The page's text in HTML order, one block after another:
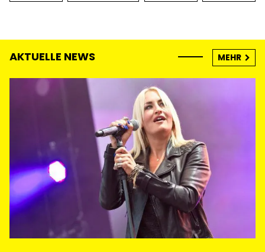
AKTUELLE NEWS MEHR